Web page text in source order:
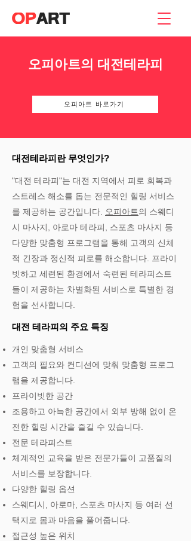
오피아트의 대전테라피
오피아트 바로가기
대전테라피란 무엇인가?
"대전 테라피"는 대전 지역에서 피로 회복과
스트레스 해소를 돕는 전문적인 힐링 서비스
를 제공하는 공간입니다.
오피아트의 스웨디
시 마사지, 아로마 테라피, 스포츠 마사지 등
다양한 맞춤형 프로그램을 통해 고객의 신체
적 긴장과 정신적 피로를 해소합니다. 프라이
빗하고 세련된 환경에서 숙련된 테라피스트
들이 제공하는 차별화된 서비스로 특별한 경
험을 선사합니다.
대전 테라피의 주요 특징
개인 맞춤형 서비스
고객의 필요와 컨디션에 맞춰 맞춤형 프로그
램을 제공합니다.
프라이빗한 공간
조용하고 아늑한 공간에서 외부 방해 없이 온
전한 힐링 시간을 즐길 수 있습니다.
전문 테라피스트
체계적인 교육을 받은 전문가들이 고품질의
서비스를 보장합니다.
다양한 힐링 옵션
스웨디시, 아로마, 스포츠 마사지 등 여러 선
택지로 몸과 마음을 풀어줍니다.
접근성 높은 위치